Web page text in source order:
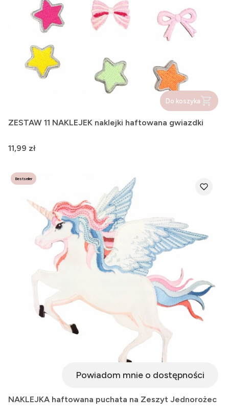
Do koszyka
ZESTAW 11 NAKLEJEK naklejki haftowana gwiazdki
Cena
11,99 zł
Bestseller
Powiadom mnie o dostępności
NAKLEJKA haftowana puchata na Zeszyt Jednorożec